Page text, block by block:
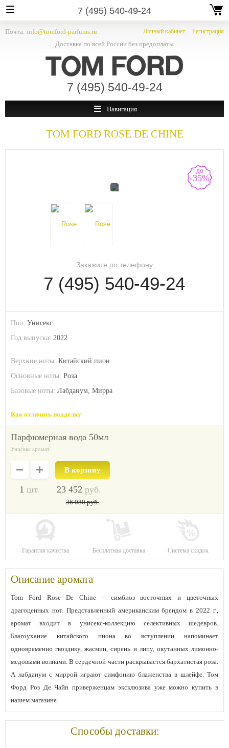
7 (495) 540-49-24
Почта: info@tomford-parfums.ru
Доставка по всей России без предоплаты
Личный кабинет Регистрация
7 (495) 540-49-24
Навигация
TOM FORDROSE DE CHINE
до
-35%
Закажите по телефону
7 (495) 540-49-24
Как отличить подделку
Пол: Унисекс
Год выпуска: 2022
Верхние ноты: Китайский пион
Основные ноты: Роза
Базовые ноты: Лабданум, Мирра
парфюмерная вода 50мл
Унисекс аромат
1 шт. 23 452 руб.
36 080руб.
Гарантия качества Бесплатная доставка Система скидок
Описание аромата
Tom Ford Rose De Chine – симбиоз восточных и цветочных
драгоценных нот. Представленный американским брендом в 2022 г.,
аромат входит в унисекс-коллекцию селективных шедевров.
Благоухание китайского пиона во вступлении напоминает
одновременно гвоздику, жасмин, сирень и липу, окутанных лимонно-
медовыми волнами. В сердечной части раскрывается бархатистая роза.
А лабданум с миррой играют симфонию блаженства в шлейфе. Том
Форд Роз Де Чайн приверженцам эксклюзива уже можно купить в
нашем магазине.
Способы доставки: